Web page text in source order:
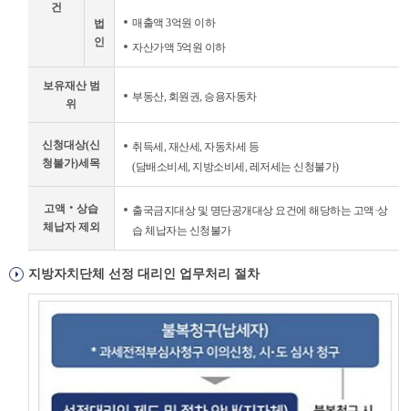
건
법
인
매출액 3억원 이하
자산가액 5억원 이하
보유재산 범
위
부동산, 회원권, 승용자동차
신청대상(신
청불가)세목
취득세, 재산세, 자동차세 등
(담배소비세, 지방소비세, 레저세는 신청불가)
고액‧상습
체납자 제외
출국금지대상 및 명단공개대상 요건에 해당하는 고액·상
습 체납자는 신청불가
지방자치단체 선정 대리인 업무처리 절차